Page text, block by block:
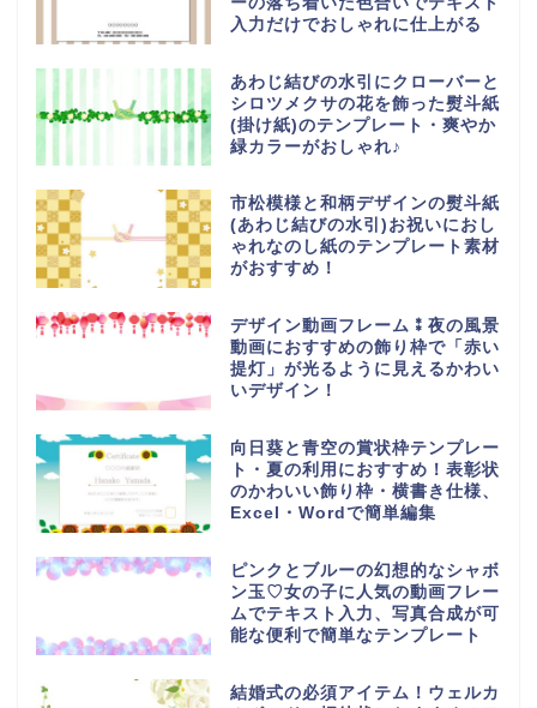
入力だけでおしゃれに仕上がる
あわじ結びの水引にクローバーと
シロツメクサの花を飾った熨斗紙
(掛け紙)のテンプレート・爽やか
緑カラーがおしゃれ♪
市松模様と和柄デザインの熨斗紙
(あわじ結びの水引)お祝いにおし
ゃれなのし紙のテンプレート素材
がおすすめ！
デザイン動画フレーム⁑夜の風景
動画におすすめの飾り枠で「赤い
提灯」が光るように見えるかわい
いデザイン！
向日葵と青空の賞状枠テンプレー
ト・夏の利用におすすめ！表彰状
のかわいい飾り枠・横書き仕様、
Excel・Wordで簡単編集
ピンクとブルーの幻想的なシャボ
ン玉♡女の子に人気の動画フレー
ムでテキスト入力、写真合成が可
能な便利で簡単なテンプレート
結婚式の必須アイテム！ウェルカ